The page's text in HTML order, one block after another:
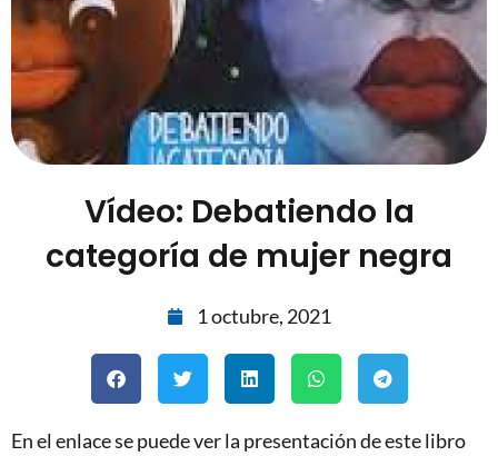
Vídeo: Debatiendo la
categoría de mujer negra
1 octubre, 2021
En el enlace se puede ver la presentación de este libro